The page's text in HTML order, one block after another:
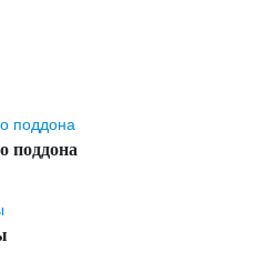
поддона